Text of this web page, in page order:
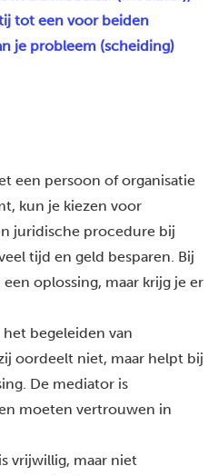
tot een voor beiden
je probleem (scheiding)
een persoon of organisatie
kun je kiezen voor
juridische procedure bij
tijd en geld besparen. Bij
oplossing, maar krijg je er
begeleiden van
oordeelt niet, maar helpt bij
De mediator is
moeten vertrouwen in
vrijwillig, maar niet